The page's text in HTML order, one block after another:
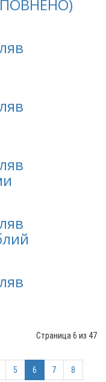
Страница 6 из 47
5 6 7 8